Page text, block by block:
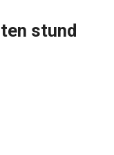
stund